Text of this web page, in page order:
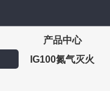
产品中心
IG100氮气灭火